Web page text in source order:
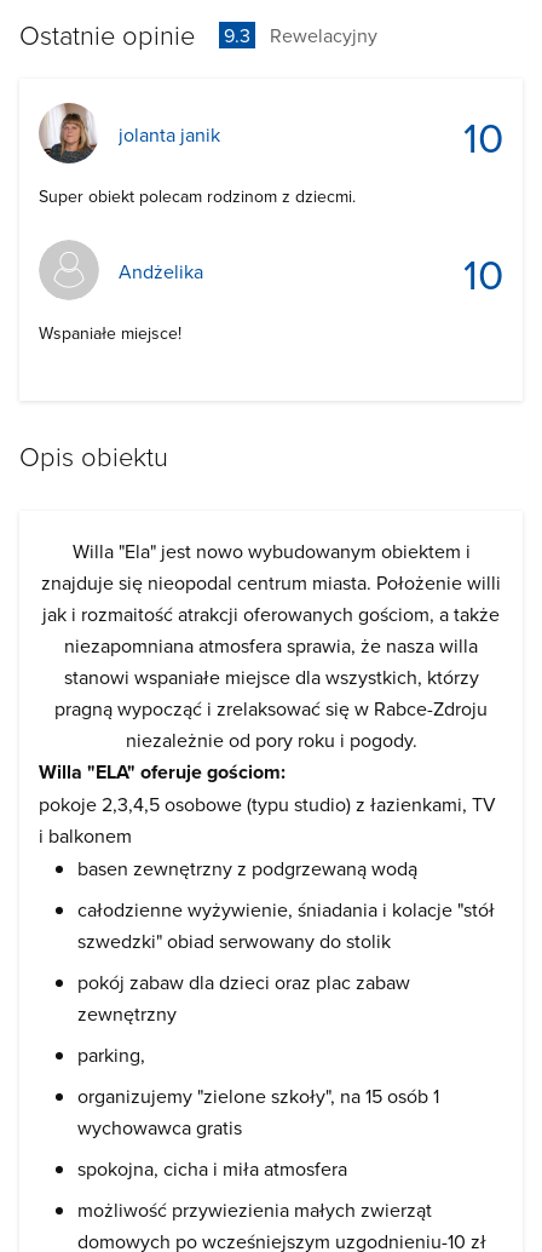
Ostatnie opinie 9.3 Rewelacyjny
10
jolanta janik
Super obiekt polecam rodzinom z dziecmi.
10
Andżelika
Wspaniałe miejsce!
Opis obiektu
Willa "Ela" jest nowo wybudowanym obiektem i
znajduje się nieopodal centrum miasta. Położenie willi
jak i rozmaitość atrakcji oferowanych gościom, a także
niezapomniana atmosfera sprawia, że nasza willa
stanowi wspaniałe miejsce dla wszystkich, którzy
pragną wypocząć i zrelaksować się w Rabce-Zdroju
niezależnie od pory roku i pogody.
Willa "ELA" oferuje gościom:
pokoje 2,3,4,5 osobowe (typu studio) z łazienkami, TV
i balkonem
basen zewnętrzny z podgrzewaną wodą
całodzienne wyżywienie, śniadania i kolacje "stół
szwedzki" obiad serwowany do stolik
pokój zabaw dla dzieci oraz plac zabaw
zewnętrzny
parking,
organizujemy "zielone szkoły", na 15 osób 1
wychowawca gratis
spokojna, cicha i miła atmosfera
możliwość przywiezienia małych zwierząt
domowych po wcześniejszym uzgodnieniu-10 zł